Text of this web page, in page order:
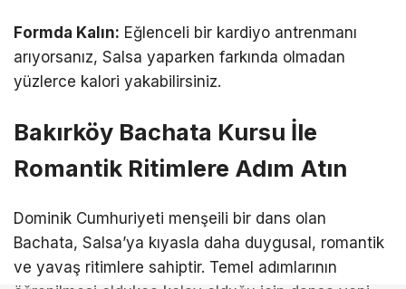
Formda Kalın: Eğlenceli bir kardiyo antrenmanı
arıyorsanız, Salsa yaparken farkında olmadan
yüzlerce kalori yakabilirsiniz.
Bakırköy Bachata Kursu İle
Romantik Ritimlere Adım Atın
Dominik Cumhuriyeti menşeili bir dans olan
Bachata, Salsa’ya kıyasla daha duygusal, romantik
ve yavaş ritimlere sahiptir. Temel adımlarının